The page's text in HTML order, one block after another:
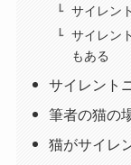
サイレン
サイレン
もある
サイレント
筆者の猫の
猫がサイレ